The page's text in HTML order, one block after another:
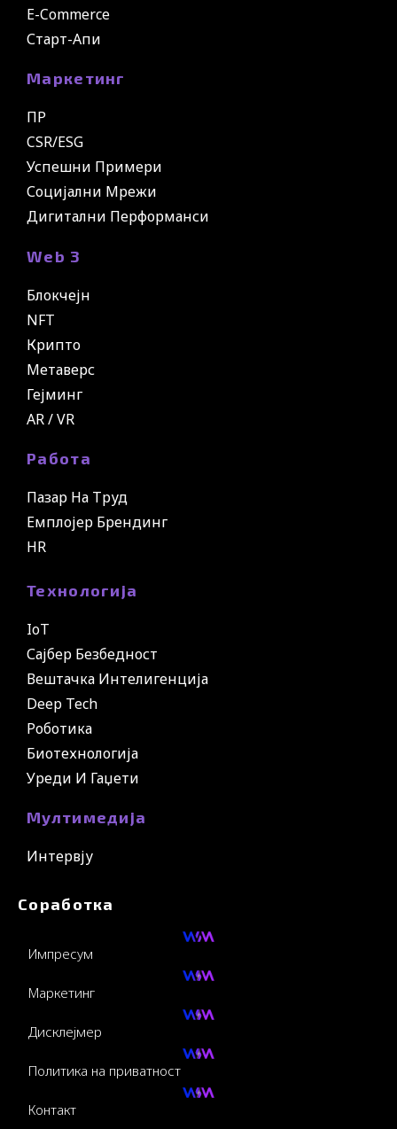
E-Commerce
Старт-Апи
Маркетинг
ПР
CSR/ESG
Успешни Примери
Социјални Мрежи
Дигитални Перформанси
Web 3
Блокчејн
NFT
Крипто
Метаверс
Гејминг
AR / VR
Работа
Пазар На Труд
Емплојер Брендинг
HR
Технологија
IoT
Сајбер Безбедност
Вештачка Интелигенција
Deep Tech
Роботика
Биотехнологија
Уреди И Гаџети
Мултимедија
Интервју
Соработка
Импресум
Маркетинг
Дисклејмер
Политика на приватност
Контакт